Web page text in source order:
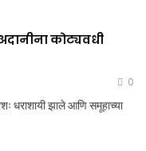
कोट्यवधी
0
धराशायी झाले आणि समूहाच्या